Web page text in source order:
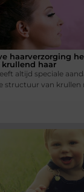
haarverzorging
krullend haar
altijd speciale
structuur van krullen